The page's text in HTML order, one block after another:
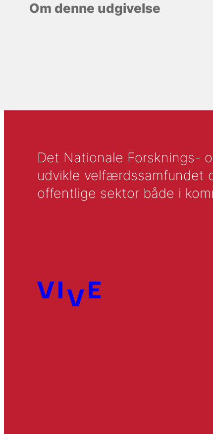
Om denne udgivelse
Det Nationale Forsknings-
udvikle velfærdssamfundet
offentlige sektor både i